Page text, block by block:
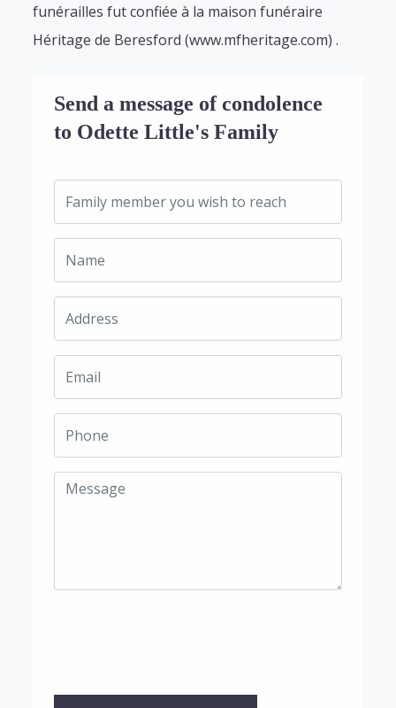
funérailles fut confiée à la maison funéraire
Héritage de Beresford (www.mfheritage.com) .
Send a message of condolence
to Odette Little's Family